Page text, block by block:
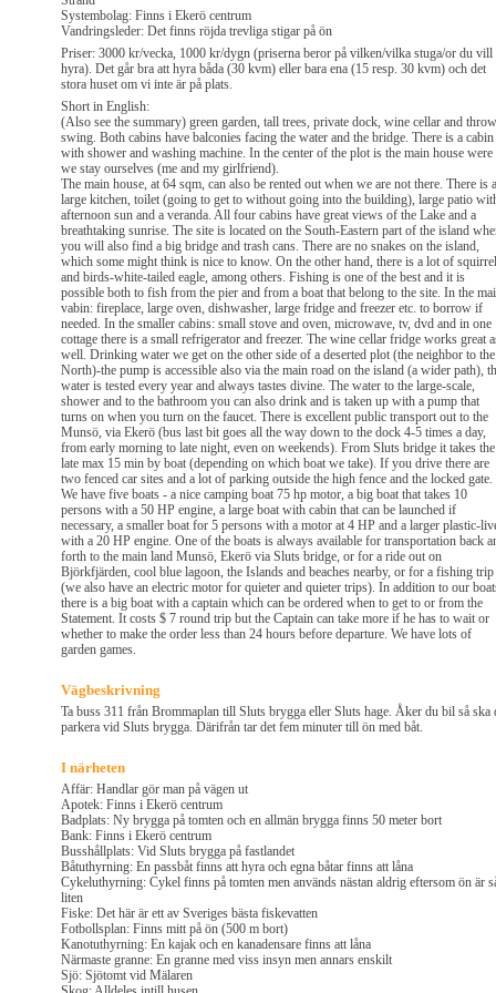
Systembolag: Finns i Ekerö centrum
Vandringsleder: Det finns röjda trevliga stigar på ön
Priser: 3000 kr/vecka, 1000 kr/dygn (priserna beror på vilken/vilka stuga/or du vill
hyra). Det går bra att hyra båda (30 kvm) eller bara ena (15 resp. 30 kvm) och det
stora huset om vi inte är på plats.
Short in English:
(Also see the summary) green garden, tall trees, private dock, wine cellar and throw
swing. Both cabins have balconies facing the water and the bridge. There is a cabin
with shower and washing machine. In the center of the plot is the main house were
we stay ourselves (me and my girlfriend).
The main house, at 64 sqm, can also be rented out when we are not there. There is a
large kitchen, toilet (going to get to without going into the building), large patio
afternoon sun and a veranda. All four cabins have great views of the Lake and a
breathtaking sunrise. The site is located on the South-Eastern part of the island
you will also find a big bridge and trash cans. There are no snakes on the island,
which some might think is nice to know. On the other hand, there is a lot of
and birds-white-tailed eagle, among others. Fishing is one of the best and it is
possible both to fish from the pier and from a boat that belong to the site. In the
vabin: fireplace, large oven, dishwasher, large fridge and freezer etc. to borrow if
needed. In the smaller cabins: small stove and oven, microwave, tv, dvd and in one
cottage there is a small refrigerator and freezer. The wine cellar fridge works great
well. Drinking water we get on the other side of a deserted plot (the neighbor to the
North)-the pump is accessible also via the main road on the island (a wider path),
water is tested every year and always tastes divine. The water to the large-scale,
shower and to the bathroom you can also drink and is taken up with a pump that
turns on when you turn on the faucet. There is excellent public transport out to the
Munsö, via Ekerö (bus last bit goes all the way down to the dock 4-5 times a day,
from early morning to late night, even on weekends). From Sluts bridge it takes the
late max 15 min by boat (depending on which boat we take). If you drive there are
two fenced car sites and a lot of parking outside the high fence and the locked gate.
We have five boats - a nice camping boat 75 hp motor, a big boat that takes 10
persons with a 50 HP engine, a large boat with cabin that can be launched if
necessary, a smaller boat for 5 persons with a motor at 4 HP and a larger plastic-
with a 20 HP engine. One of the boats is always available for transportation back
forth to the main land Munsö, Ekerö via Sluts bridge, or for a ride out on
Björkfjärden, cool blue lagoon, the Islands and beaches nearby, or for a fishing trip
(we also have an electric motor for quieter and quieter trips). In addition to our
there is a big boat with a captain which can be ordered when to get to or from the
Statement. It costs $ 7 round trip but the Captain can take more if he has to wait or
whether to make the order less than 24 hours before departure. We have lots of
garden games.
Vägbeskrivning
Ta buss 311 från Brommaplan till Sluts brygga eller Sluts hage. Åker du bil så ska
parkera vid Sluts brygga. Därifrån tar det fem minuter till ön med båt.
I närheten
Affär: Handlar gör man på vägen ut
Apotek: Finns i Ekerö centrum
Badplats: Ny brygga på tomten och en allmän brygga finns 50 meter bort
Bank: Finns i Ekerö centrum
Busshållplats: Vid Sluts brygga på fastlandet
Båtuthyrning: En passbåt finns att hyra och egna båtar finns att låna
Cykeluthyrning: Cykel finns på tomten men används nästan aldrig eftersom ön är
liten
Fiske: Det här är ett av Sveriges bästa fiskevatten
Fotbollsplan: Finns mitt på ön (500 m bort)
Kanotuthyrning: En kajak och en kanadensare finns att låna
Närmaste granne: En granne med viss insyn men annars enskilt
Sjö: Sjötomt vid Mälaren